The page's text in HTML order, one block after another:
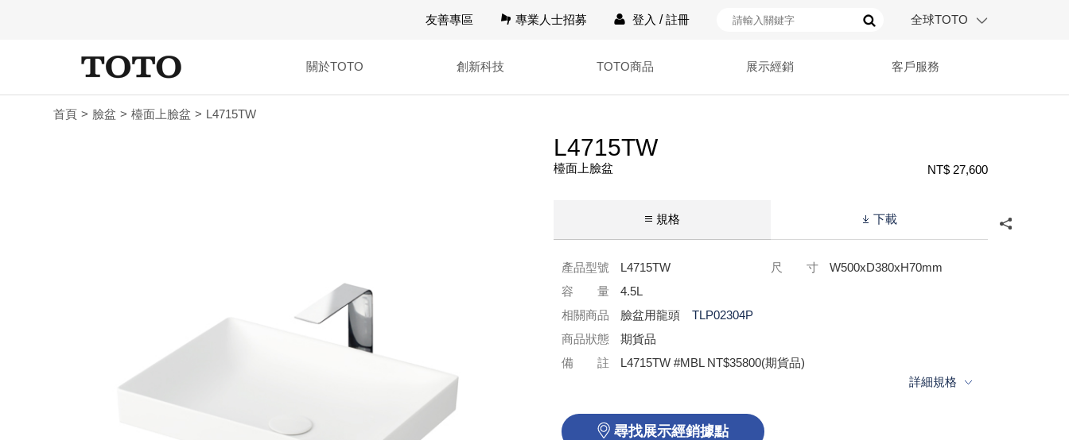
友善專區 專業人士招募 登入 /註冊 全球TOTO
關於TOTO 創新科技 TOTO商品 展示經銷 客戶服務
首頁 臉盆 檯面上臉盆 L4715TW
L4715TW
檯面上臉盆 NT$ 27,600
規格 下載
產品型號 L4715TW 尺 寸
W500xD380xH70mm
容 量
4.5L
相關商品
臉盆用龍頭 TLP02304P
商品狀態
期貨品
備 註
L4715TW #MBL NT$35800(期貨品)
詳細規格
尋找展示經銷據點